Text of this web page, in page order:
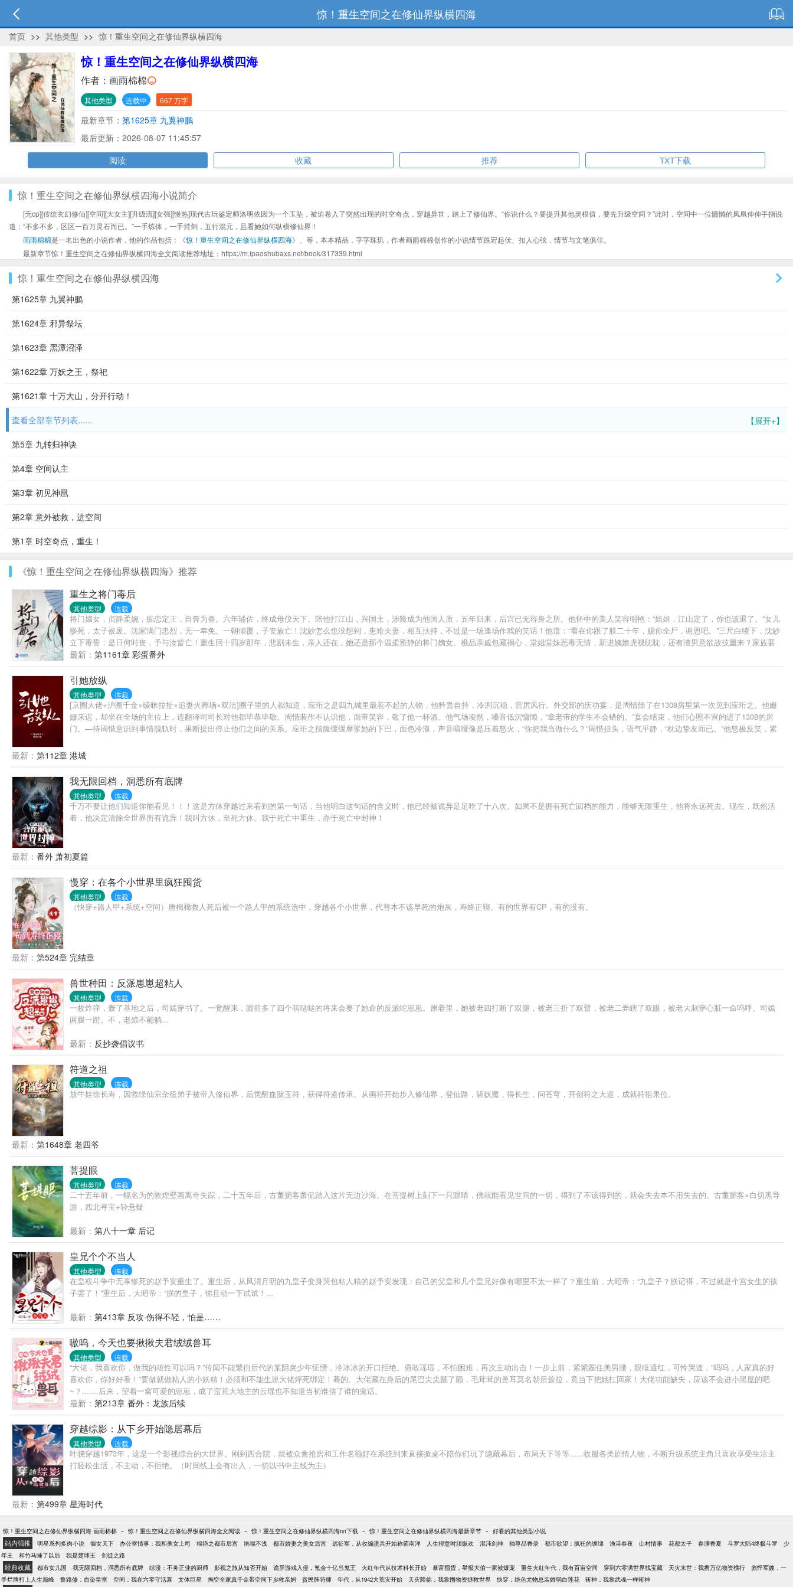
惊！重生空间之在修仙界纵横四海
首页 >> 其他类型 >> 惊！重生空间之在修仙界纵横四海
惊！重生空间之在修仙界纵横四海
作者： 画雨棉棉
其他类型 连载中 667 万字
最新章节： 第1625章 九翼神鹏
最后更新：2026-08-07 11:45:57
阅读
收藏 推荐 TXT下载
惊！重生空间之在修仙界纵横四海小说简介
[无cp][传统玄幻修仙][空间][大女主][升级流][女强][慢热]现代古玩鉴定师洛明依因为一个玉坠，被迫卷入了突然出现的时空奇点，穿越异世，踏上了修仙界。“你说什么？要提升其他灵根值，要先升级空间？”此时，空间中一位慵懒的凤凰伸伸手指说
道：“不多不多，区区一百万灵石而已。”一手炼体，一手持剑，五行混元，且看她如何纵横修仙界！
画雨棉棉是一名出色的小说作者，他的作品包括：《惊！重生空间之在修仙界纵横四海》、等，本本精品，字字珠玑，作者画雨棉棉创作的小说情节跌宕起伏、扣人心弦，情节与文笔俱佳。
最新章节惊！重生空间之在修仙界纵横四海全文阅读推荐地址：https://m.ipaoshubaxs.net/book/317339.html
惊！重生空间之在修仙界纵横四海
第1625章 九翼神鹏
第1624章 邪异祭坛
第1623章 黑潭沼泽
第1622章 万妖之王，祭祀
第1621章 十万大山，分开行动！
【展开+】
查看全部章节列表......
第5章 九转归神诀
第4章 空间认主
第3章 初见神凰
第2章 意外被救，进空间
第1章 时空奇点，重生！
《惊！重生空间之在修仙界纵横四海》推荐
重生之将门毒后
其他类型 连载
将门嫡女，贞静柔婉，痴恋定王，自奔为眷。六年辅佐，终成母仪天下。陪他打江山，兴国土，涉险成为他国人质，五年归来，后宫已无容身之所。他怀中的美人笑容明艳：“姐姐，江山定了，你也该退了。”女儿
惨死，太子被废。沈家满门忠烈，无一幸免。一朝倾覆，子丧族亡！沈妙怎么也没想到，患难夫妻，相互扶持，不过是一场逢场作戏的笑话！他道：“看在你跟了朕二十年，赐你全尸，谢恩吧。”三尺白绫下，沈妙
立下毒誓：是日何时丧，予与汝皆亡！重生回十四岁那年，悲剧未生，亲人还在，她还是那个温柔雅静的将门嫡女。极品亲戚包藏祸心，堂姐堂妹恶毒无情，新进姨娘虎视眈眈，还有渣男意欲故技重来？家族要
护，大仇要报，江山帝位，也要分一杯羹。这辈子，且看谁斗得过谁！但是那谢家小侯爷，提枪打马过的桀骜少年，偏立在她墙头傲然：“颠个皇权罢了，记住，天下归你，你——归我！”------------------------------------
----------------------——幽州十三京。——归你。——漠北定元城。——归你。——江南豫州，定西东海，临安青湖，洛阳古城。——都归你。——全都归我，谢景行你要什么？——嗯，你。-----------------------------------
--------------------------最初他漠然道：“沈谢两家泾渭分明，沈家丫头突然示好，不怀好意！”后来他冷静道：“都是一条绳上的蚂蚱，沈妙你安分点，有本候担着，谁敢逼你嫁人？”再后来他傲娇道：“颠个乾坤不过如
此。沈娇娇，万里江山，你我二人瓜分如何？”最后，他霸气的把手一挥：“媳妇，分来分去甚麻烦，不分了！全归你，你归我！”沈妙：“给本宫滚出去！”霸气重生的皇后凉凉和不良少年谢小候爷，男女主身心干
净，强强联手，宠文一对一。请各位小天使多多支持哦~
最新： 第1161章 彩蛋番外
引她放纵
其他类型 连载
[京圈大佬+沪圈千金×暧昧拉扯×追妻火葬场×双洁]圈子里的人都知道，应珩之是四九城里最惹不起的人物，他矜贵自持，冷冽沉稳，雷厉风行。外交部的庆功宴，是周惜除了在1308房里第一次见到应珩之。他姗
姗来迟，却坐在全场的主位上，连翻译司司长对他都毕恭毕敬。周惜装作不认识他，面带笑容，敬了他一杯酒。他气场凌然，嗓音低沉慵懒，“章老带的学生不会错的。”宴会结束，他们心照不宣的进了1308的房
门。—待周惜意识到事情脱轨时，果断提出停止他们之间的关系。应珩之指腹缓缓摩挲她的下巴，面色冷漠，声音暗哑像是压着怒火，“你把我当做什么？”周惜扭头，语气平静，“枕边挚友而已。”他怒极反笑，紧
人人都听说了京圈太子爷应珩之连续拍下数十个藏品，豪掷八十个亿。身旁好友惊讶问他原因。他双眸浓黑如墨，视线始终落在和旁边人欢声笑语的女人身上。他强压暗瘾，声音晦暗低语。“哄人”
最新： 第112章 港城
我无限回档，洞悉所有底牌
其他类型 连载
千万不要让他们知道你能看见！！！这是方休穿越过来看到的第一句话，当他明白这句话的含义时，他已经被诡异足足吃了十八次。如果不是拥有死亡回档的能力，能够无限重生，他将永远死去。现在，既然活
着，他决定清除全世界所有诡异！我叫方休，至死方休。我于死亡中重生，亦于死亡中封神！
最新： 番外 萧初夏篇
慢穿：在各个小世界里疯狂囤货
其他类型 连载
（快穿+路人甲+系统+空间）唐棉棉救人死后被一个路人甲的系统选中，穿越各个小世界，代替本不该早死的炮灰，寿终正寝。有的世界有CP，有的没有。
最新： 第524章 完结章
兽世种田：反派崽崽超粘人
其他类型 连载
一枚炸弹，轰了基地之后，司嫣穿书了。一觉醒来，眼前多了四个萌哒哒的将来会要了她命的反派蛇崽崽。原着里，她被老四打断了双腿，被老三折了双臂，被老二弄瞎了双眼，被老大刺穿心脏一命呜呼。司嫣
两腿一蹬。不，老娘不能躺...
最新： 反抄袭倡议书
符道之祖
其他类型 连载
放牛娃徐长寿，因救绿仙宗杂役弟子被带入修仙界，后觉醒血脉玉符，获得符道传承。从画符开始步入修仙界，登仙路，斩妖魔，得长生，问苍穹，开创符之大道，成就符祖果位。
最新： 第1648章 老四爷
菩提眼
其他类型 连载
二十五年前，一幅名为的敦煌壁画离奇失踪，二十五年后，古董掮客萧侃踏入这片无边沙海。在菩提树上刻下一只眼睛，佛就能看见世间的一切，得到了不该得到的，就会失去本不用失去的。古董掮客×白切黑导
游，西北寻宝+轻悬疑
最新： 第八十一章 后记
皇兄个个不当人
其他类型 连载
在皇权斗争中无辜惨死的赵予安重生了。重生后，从风清月明的九皇子变身哭包粘人精的赵予安发现：自己的父皇和几个皇兄好像有哪里不太一样了？重生前，大昭帝：“九皇子？朕记得，不过就是个宫女生的孩
子罢了！”重生后，大昭帝：“朕的皇子，你且动一下试试！...
最新： 第413章 反攻·伤得不轻，怕是……
嗷呜，今天也要揪揪夫君绒绒兽耳
其他类型 连载
“大佬，我喜欢你，做我的雄性可以吗？”传闻不能繁衍后代的某阴戾少年怔愣，冷冰冰的开口拒绝。勇敢瑶瑶，不怕困难，再次主动出击！一步上前，紧紧圈住美男腰，眼眶通红，可怜哭道，“呜呜，人家真的好
喜欢你，你好好看！”要做就做粘人的小妖精！必须和不能生崽大佬焊死绑定！蓦的。大佬藏在身后的尾巴尖尖颤了颤，毛茸茸的兽耳莫名朝后耸拉，竟当下把她扛回家！大佬功能缺失，应该不会进小黑屋的吧
~？.......后来，望着一窝可爱的崽崽，成了蛮荒大地主的云瑶也不知道当初谁信了谁的鬼话。
最新： 第213章 番外：龙族后续
穿越综影：从下乡开始隐居幕后
其他类型 连载
叶骁穿越1973年，这是一个影视综合的大世界。刚到四合院，就被众禽抢房和工作名额好在系统到来直接掀桌不陪你们玩了隐藏幕后，布局天下等等......收服各类剧情人物，不断升级系统主角只喜欢享受生活主
打轻松生活，不主动，不拒绝。（时间线上会有出入，一切以书中主线为主）
最新： 第499章 星海时代
惊！重生空间之在修仙界纵横四海 画雨棉棉 - 惊！重生空间之在修仙界纵横四海全文阅读 - 惊！重生空间之在修仙界纵横四海txt下载 - 惊！重生空间之在修仙界纵横四海最新章节 - 好看的其他类型小说
站内强推 明星系列多肉小说 御女天下 办公室情事：我和美女上司 福艳之都市后宫 艳福不浅 都市娇妻之美女后宫 远征军，从收编溃兵开始称霸南洋 人生得意时须纵欢 混沌剑神 独尊品香录 都市欲望：疯狂的缠绵 渔港春夜 山村情事 花都太子 春满香夏 斗罗大陆4终极斗罗
少
年王
和竹马睡了以后 我是楚球王 剑徒之路
经典收藏 都市女儿国 我无限回档，洞悉所有底牌 综漫：不务正业的厨师 影视之旅从知否开始 诡异游戏入侵，氪金十亿当鬼王 火红年代从技术科长开始 暴富囤货，举报大伯一家被爆宠 重生火红年代，我有百亩空间 穿到六零满世界找宝藏 天灾末世：我携万亿物资横行
彪悍军嫂，一
手烂牌打上人生巅峰
鲁路修：血染皇室 空间：我在六零守活寡 文体巨星 掏空全家真千金带空间下乡救亲妈 贫民阵符师 年代，从1942大荒灾开始 天灾降临：我靠囤物资拯救世界 快穿：绝色尤物总装娇弱白莲花 斩神：我靠武魂一样斩神